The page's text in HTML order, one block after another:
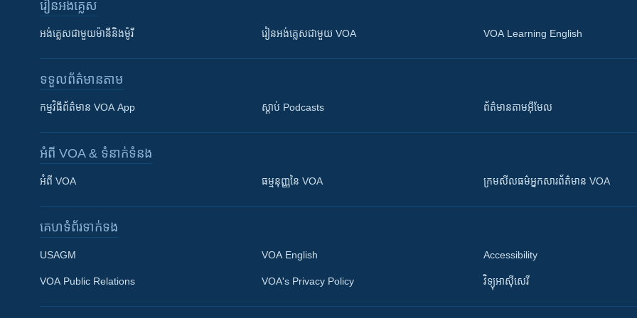
រៀន​​អង់គ្លេស
អង់គ្លេស​ជាមួយ​ម៉ានី​និង​ម៉ូរី រៀន​​​​​​អង់គ្លេស​​ជាមួយ VOA VOA Learning English
ទទួល​ព័ត៌មាន​តាម
កម្មវិធី​ព័ត៌មាន VOA App ស្តាប់ Podcasts ព័ត៌មាន​តាម​អ៊ីមែល
អំពី​ VOA & ទំនាក់ទំនង
អំពី​ VOA ធម្មនុញ្ញ​នៃ VOA ក្រម​​​សីលធម៌​​​អ្នក​​​សារព័ត៌មាន VOA
គេហទំព័រ​​ទាក់ទង
USAGM
VOA Public Relations
VOA English
VOA's Privacy Policy
Accessibility
វិទ្យុ​អាស៊ី​សេរី